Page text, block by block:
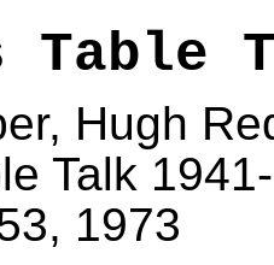
Hugh
Talk
1973